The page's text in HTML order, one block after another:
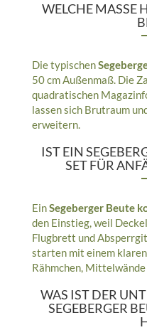
WELCHE MASSE
Die typischen
50 cm Außenmaß. Die
quadratischen
lassen sich Brutraum
erweitern.
IST EIN
SET FÜR
EinSegeberger Beute
den Einstieg, weil
Flugbrett und
starten mit einem
Rähmchen,
WAS IST DER
SEGEBERGER